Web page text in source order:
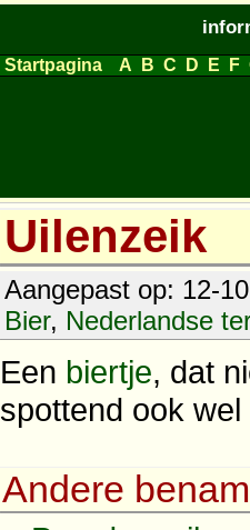
Startpagina A B C D E F
Uilenzeik
Aangepast op: 12-
Bier, Nederlandse
Een biertje, dat
spottend ook
Andere